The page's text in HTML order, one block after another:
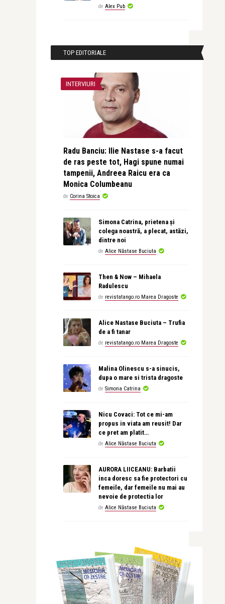
de Alex Pub
TOP EDITORIALE
INTERVIURI
Radu Banciu: Ilie Nastase s-a facut
de ras peste tot, Hagi spune numai
tampenii, Andreea Raicu era ca
Monica Columbeanu
de Corina Stoica
Simona Catrina, prietena și
colega noastră, a plecat, astăzi,
dintre noi
de Alice Năstase Buciuta
Then & Now – Mihaela
Radulescu
de revistatango.ro Marea Dragoste
Alice Nastase Buciuta – Trufia
de a fi tanar
de revistatango.ro Marea Dragoste
Malina Olinescu s-a sinucis,
dupa o mare si trista dragoste
de Simona Catrina
Nicu Covaci: Tot ce mi-am
propus in viata am reusit! Dar
ce pret am platit…
de Alice Năstase Buciuta
AURORA LIICEANU: Barbatii
inca doresc sa fie protectori cu
femeile, dar femeile nu mai au
nevoie de protectia lor
de Alice Năstase Buciuta